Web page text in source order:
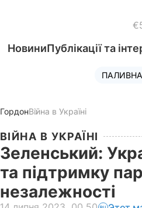
НовиниПублікації та
ГордонВійна в Україні
ВІЙНА В УКРАЇНІ
Зеленський:
та підтримку
незалежності